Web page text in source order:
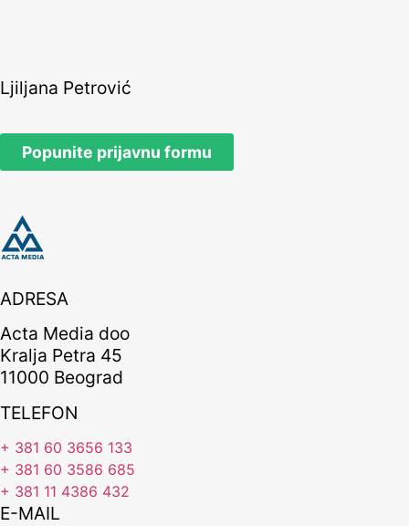
Ljiljana Petrović
Popunite prijavnu formu
ADRESA
Acta Media doo
Kralja Petra 45
11000 Beograd
TELEFON
+ 381 60 3656 133
+ 381 60 3586 685
+ 381 11 4386 432
E-MAIL